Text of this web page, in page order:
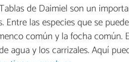
de Daimiel son un
Entre las especies que se
común y la focha común.
agua y los carrizales. Aquí